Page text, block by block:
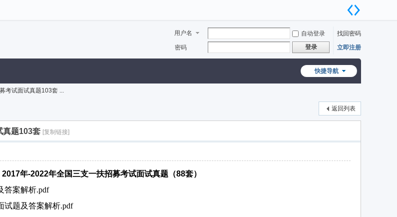
用户名 自动登录
找回密码
密码
登录 立即注册
快捷导航
考试面试真题103套 ...
返回列表
真题103套 [复制链接]
2017年-2022年全国三支一扶招募考试面试真题（88套）
答案解析.pdf
试题及答案解析.pdf